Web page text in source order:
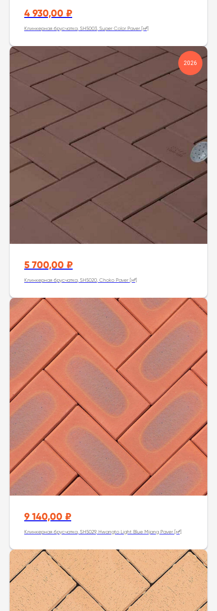
4 930,00 ₽
Клинкерная брусчатка, SH5003, Super Color Paver [м²]
2026
5 700,00 ₽
Клинкерная брусчатка, SH5020, Choko Paver [м²]
9 140,00 ₽
Клинкерная брусчатка, SH5029, Hwangto Light Blue Mijang Paver [м²]